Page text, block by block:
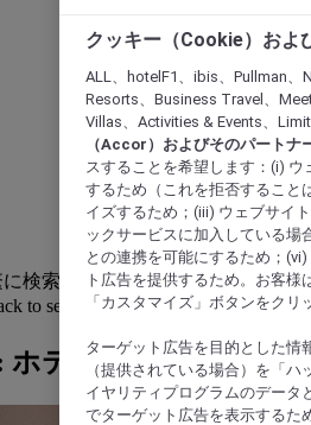
に検索されています
to search by categories
ホテルを検索する
クッキー（Cookie）およ
ALL、hotelF1、ibis、Pullman
Resorts、Business Travel、
Villas、Activities & Events、
（Accor）およびそのパートナ
スすることを希望します：(i)
するため（これを拒否すること
イズするため；(iii) ウェブサイ
ックサービスに加入している場
との連携を可能にするため；
ト広告を提供するため。お客
「カスタマイズ」ボタンをク
ターゲット広告を目的とした情
（提供されている場合）を「
イヤリティプログラムのデータ
でターゲット広告を表示するた